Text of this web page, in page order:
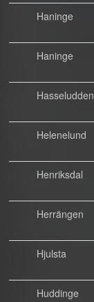
Haninge
Haninge
Hasseludden
Helenelund
Henriksdal
Herrängen
Hjulsta
Huddinge